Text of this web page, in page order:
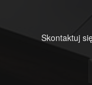
Skontaktuj